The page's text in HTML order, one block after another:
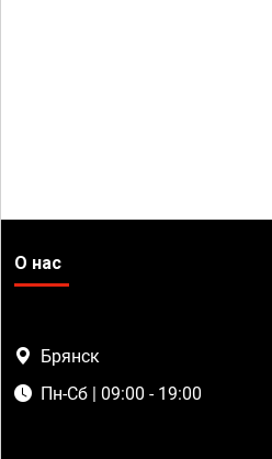
О нас
Брянск
Пн-Сб | 09:00 - 19:00